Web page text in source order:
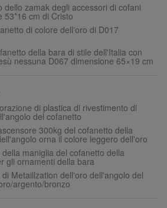
dello zamak degli accessori di cofani
53*16 cm di Cristo
di colore dell'oro di D017
della bara di stile dell'Italia con
nessuna D067 dimensione 65×19 cm
di plastica di rivestimento di
del cofanetto
300kg del cofanetto della
orna il colore leggero dell'oro
maniglia del cofanetto della
gli ornamenti della bara
Metaillzation dell'oro dell'angolo del
argento/bronzo